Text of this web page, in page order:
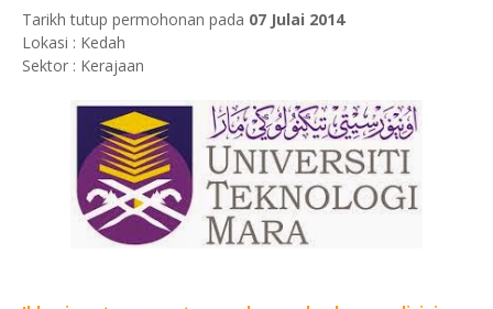
Tarikh tutup permohonan pada 07 Julai 2014
Lokasi : Kedah
Sektor : Kerajaan